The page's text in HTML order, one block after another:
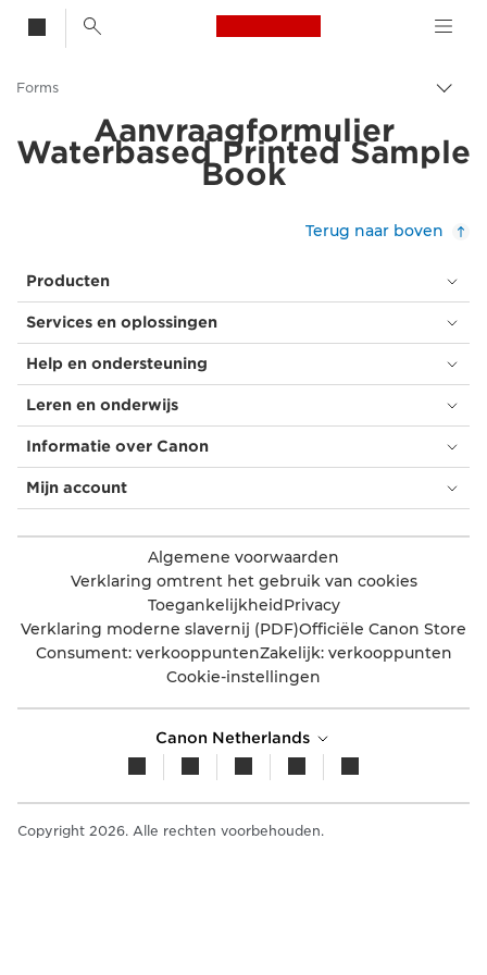
Canon Logo, back
Forms
Aanvraagformulier
Waterbased Printed Sample
Book
Terug naar boven
Producten
Services en oplossingen
Help en ondersteuning
Leren en onderwijs
Informatie over Canon
Mijn account
Algemene voorwaarden
Verklaring omtrent het gebruik van cookies
ToegankelijkheidPrivacy
Verklaring moderne slavernij (PDF)Officiële Canon Store
Consument: verkooppuntenZakelijk: verkooppunten
Cookie-instellingen
Canon Netherlands
Copyright 2026. Alle rechten voorbehouden.